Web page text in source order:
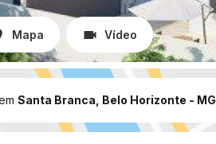
Mapa Vídeo
Santa Branca, Belo Horizonte - MG